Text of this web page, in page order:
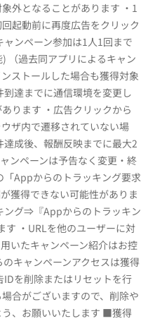
外となることがあります ・1
起動前に再度広告をクリック
ンペーン参加は1人1回まで
（過去同アプリによるキャン
ストールした場合も獲得対象
達までに通信環境を変更し
ります ・広告クリックから
ザ内で遷移されていない場
成後、報酬反映までに最大2
ンペーンは予告なく変更・終
Appからのトラッキング要求
獲得できない可能性がありま
グ⇒『Appからのトラッキン
す ・URLを他のユーザーに対
いたキャンペーン紹介はお控
キャンペーンアクセスは獲得
を削除またはリセットを行
合がございますので、削除や
、お願いいたします ■獲得